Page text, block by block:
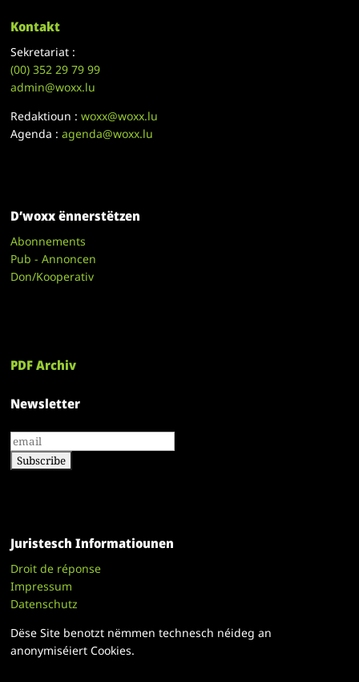
Kontakt
Sekretariat :
(00)352 29 79 99
admin@woxx.lu
Redaktioun :woxx@woxx.lu
Agenda :agenda@woxx.lu
D’woxx ënnerstëtzen
Abonnements
Pub - Annoncen
Don/Kooperativ
PDF Archiv
Newsletter
Juristesch Informatiounen
Droit de réponse
Impressum
Datenschutz
Dëse Site benotzt nëmmen technesch néideg an
anonymiséiert Cookies.